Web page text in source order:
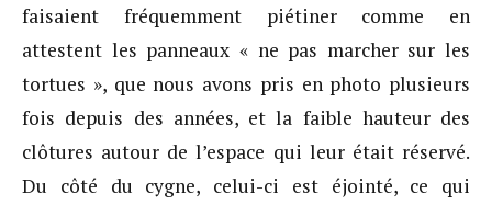
faisaient fréquemment piétiner comme en
attestent les panneaux « ne pas marcher sur les
tortues », que nous avons pris en photo plusieurs
fois depuis des années, et la faible hauteur des
clôtures autour de l’espace qui leur était réservé.
Du côté du cygne, celui-ci est éjointé, ce qui